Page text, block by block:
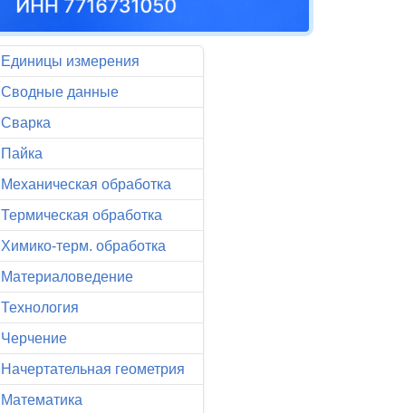
Единицы измерения
Сводные данные
Сварка
Пайка
Механическая обработка
Термическая обработка
Химико-терм. обработка
Материаловедение
Технология
Черчение
Начертательная геометрия
Математика